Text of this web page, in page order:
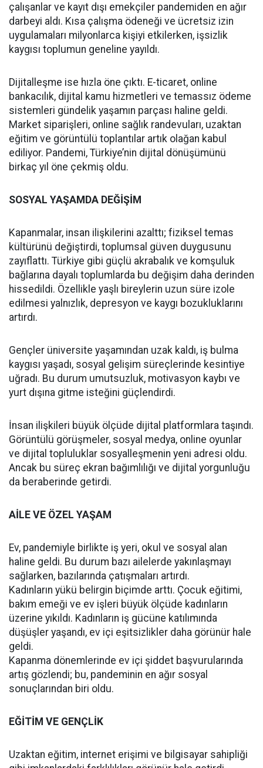
çalışanlar ve kayıt dışı emekçiler pandemiden en ağır
darbeyi aldı. Kısa çalışma ödeneği ve ücretsiz izin
uygulamaları milyonlarca kişiyi etkilerken, işsizlik
kaygısı toplumun geneline yayıldı.
Dijitalleşme ise hızla öne çıktı. E-ticaret, online
bankacılık, dijital kamu hizmetleri ve temassız ödeme
sistemleri gündelik yaşamın parçası haline geldi.
Market siparişleri, online sağlık randevuları, uzaktan
eğitim ve görüntülü toplantılar artık olağan kabul
ediliyor. Pandemi, Türkiye’nin dijital dönüşümünü
birkaç yıl öne çekmiş oldu.
SOSYAL YAŞAMDA DEĞİŞİM
Kapanmalar, insan ilişkilerini azalttı; fiziksel temas
kültürünü değiştirdi, toplumsal güven duygusunu
zayıflattı. Türkiye gibi güçlü akrabalık ve komşuluk
bağlarına dayalı toplumlarda bu değişim daha derinden
hissedildi. Özellikle yaşlı bireylerin uzun süre izole
edilmesi yalnızlık, depresyon ve kaygı bozukluklarını
artırdı.
Gençler üniversite yaşamından uzak kaldı, iş bulma
kaygısı yaşadı, sosyal gelişim süreçlerinde kesintiye
uğradı. Bu durum umutsuzluk, motivasyon kaybı ve
yurt dışına gitme isteğini güçlendirdi.
İnsan ilişkileri büyük ölçüde dijital platformlara taşındı.
Görüntülü görüşmeler, sosyal medya, online oyunlar
ve dijital topluluklar sosyalleşmenin yeni adresi oldu.
Ancak bu süreç ekran bağımlılığı ve dijital yorgunluğu
da beraberinde getirdi.
AİLE VE ÖZEL YAŞAM
Ev, pandemiyle birlikte iş yeri, okul ve sosyal alan
haline geldi. Bu durum bazı ailelerde yakınlaşmayı
sağlarken, bazılarında çatışmaları artırdı.
Kadınların yükü belirgin biçimde arttı. Çocuk eğitimi,
bakım emeği ve ev işleri büyük ölçüde kadınların
üzerine yıkıldı. Kadınların iş gücüne katılımında
düşüşler yaşandı, ev içi eşitsizlikler daha görünür hale
geldi.
Kapanma dönemlerinde ev içi şiddet başvurularında
artış gözlendi; bu, pandeminin en ağır sosyal
sonuçlarından biri oldu.
EĞİTİM VE GENÇLİK
Uzaktan eğitim, internet erişimi ve bilgisayar sahipliği